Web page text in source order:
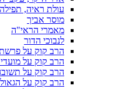
עולת ראיה,
מוסר אביך
מאמרי הראי"ה
לנבוכי הדור
הרב קוק על
הרב קוק על
הרב קוק על
הרב קוק על